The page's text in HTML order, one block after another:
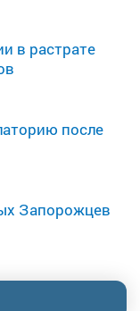
в растрате
после
Запорожцев